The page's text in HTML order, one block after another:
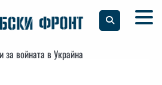
за войната в Украйна